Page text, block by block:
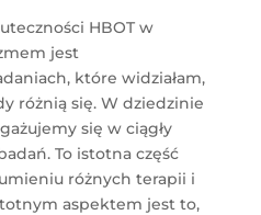
HBOT w
jest
które widziałam,
różnią się. W dziedzinie
się w ciągły
To istotna część
różnych terapii i
aspektem jest to,